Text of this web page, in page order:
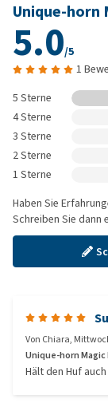
Unique-horn
5.0/5
1
5 Sterne
4 Sterne
3 Sterne
2 Sterne
1 Sterne
Haben Sie
Schreiben Sie dann
Von Chiara,
Unique-horn Magic
Hält den Huf